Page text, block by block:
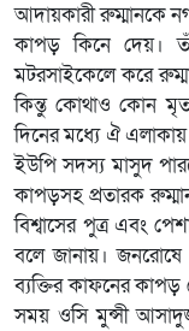
আদায়কারী রুম্মানকে
কাপড় কিনে দেয়।
মটরসাইকেলে করে
কিন্তু কোথাও কোন
দিনের মধ্যে ঐ এলাকায়
ইউপি সদস্য মাসুদ
কাপড়সহ প্রতারক
বিশ্বাসের পুত্র এবং
বলে জানায়।
ব্যক্তির কাফনের কাপড়
সময় ওসি মুন্সী